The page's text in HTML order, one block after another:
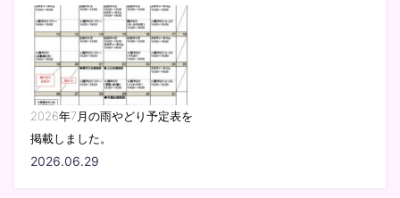
2026年7月の雨やどり予定表を
掲載しました。
2026.06.29